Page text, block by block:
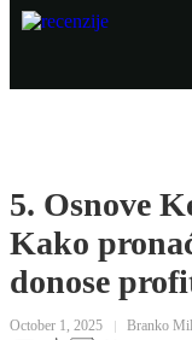
5. Osnove
Kako
donose
October 1, 2025 Branko